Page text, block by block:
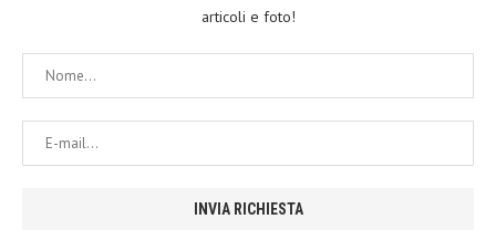
articoli e foto!